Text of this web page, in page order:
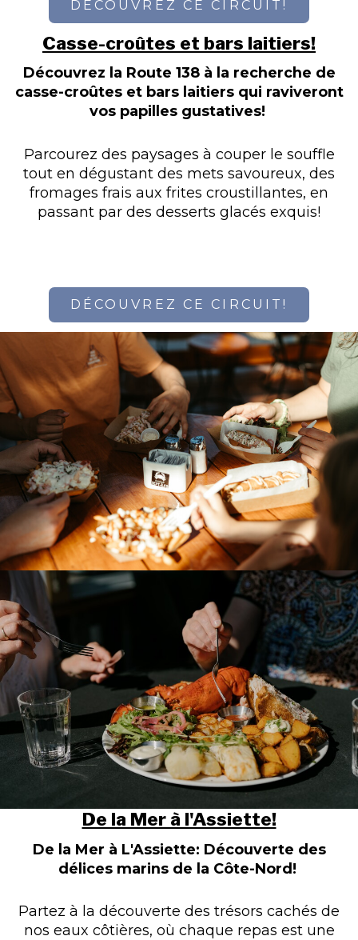
DÉCOUVREZ CE CIRCUIT!
Casse-croûtes et bars laitiers!
Découvrez la Route 138 à la recherche de
casse-croûtes et bars laitiers qui raviveront
vos papilles gustatives!
Parcourez des paysages à couper le souffle
tout en dégustant des mets savoureux, des
fromages frais aux frites croustillantes, en
passant par des desserts glacés exquis!
DÉCOUVREZ CE CIRCUIT!
De la Mer à l'Assiette!
De la Mer à L'Assiette: Découverte des
délices marins de la Côte-Nord!
Partez à la découverte des trésors cachés de
nos eaux côtières, où chaque repas est une